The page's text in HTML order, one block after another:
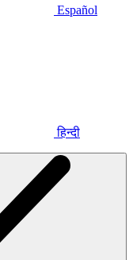
Español
हिन्दी